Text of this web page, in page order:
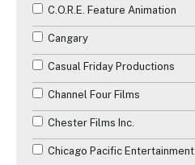
C.O.R.E. Feature Animation
Cangary
Casual Friday Productions
Channel Four Films
Chester Films Inc.
Chicago Pacific Entertainment